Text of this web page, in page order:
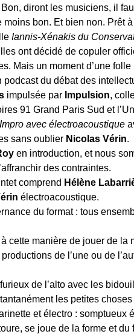
diront les musiciens, il
moins bon. Et bien non. Prêt
Iannis-Xénakis du
ont décidé de copuler
Mais un moment d’une
podcast du débat des
impulsée par Impulsion,
91 Grand Paris Sud et
Impro avec électroacoustique
sans oublier Nicolas Vérin.
en introduction, et nous
des contraintes.
comprend Hélène
électroacoustique.
du format : tous
cette manière de jouer de
de l’une ou de
de l’alto avec les
les petites
et électro : somptueux
se joue de la forme et